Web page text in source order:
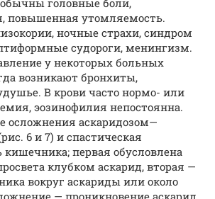
повышенная утомляемость.
ночные страхи, синдром
судороги, менингизм.
у некоторых больных
возникают бронхиты,
В крови часто нормо- или
эозинофилия непостоянна.
осложнения аскаридозом—
6 и 7) и спастическая
кишечника; первая обусловлена
клубком аскарид, вторая —
вокруг аскариды или около
— проникновение аскарид